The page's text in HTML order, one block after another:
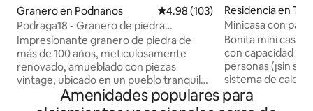
Granero en Podnanos Calificación promedio: 4.98 de
4.98 (103)
Podraga18 - Granero de piedra
patrimonial
Impresionante granero de piedra de
más de 100 años, meticulosamente
renovado, amueblado con piezas
vintage, ubicado en un pueblo tranquilo
en medio de la próxima región vinícola
eslovena. La cocina totalmente
Residencia en
Minicasa con
Corso Italia
Bonita mini casa,
con capacidad
personas (¡sin
sistema de
caldera de agua
nevera pequeña
Amenidades populares para